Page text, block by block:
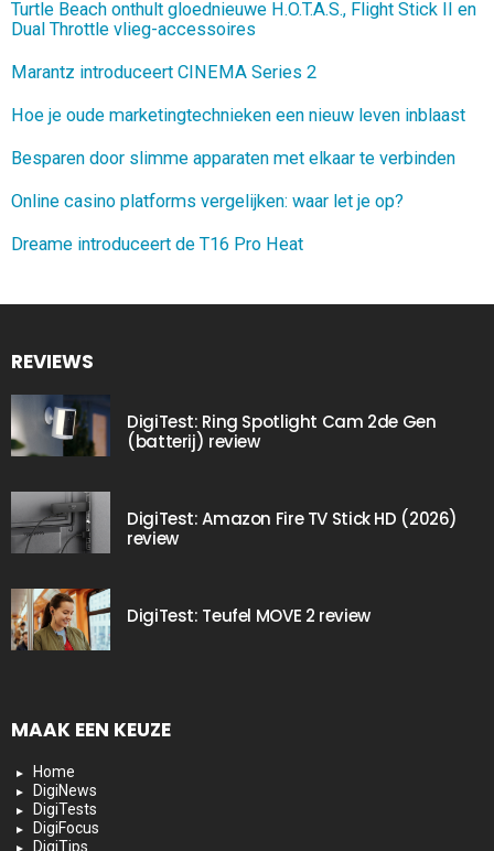
Turtle Beach onthult gloednieuwe H.O.T.A.S., Flight Stick II en
Dual Throttle vlieg-accessoires
Marantz introduceert CINEMA Series 2
Hoe je oude marketingtechnieken een nieuw leven inblaast
Besparen door slimme apparaten met elkaar te verbinden
Online casino platforms vergelijken: waar let je op?
Dreame introduceert de T16 Pro Heat
REVIEWS
DigiTest: Ring Spotlight Cam 2de Gen
(batterij) review
DigiTest: Amazon Fire TV Stick HD (2026)
review
DigiTest: Teufel MOVE 2 review
MAAK EEN KEUZE
Home
DigiNews
DigiTests
DigiFocus
DigiTips